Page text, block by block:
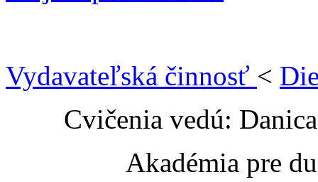
Vydavateľská činnosť <
Cvičenia vedú:
Akadémia pre